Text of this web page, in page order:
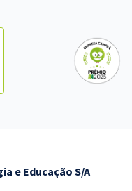
e Educação S/A